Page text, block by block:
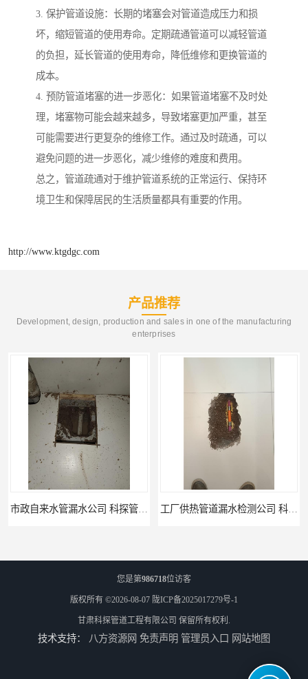
3. 保护管道设施：长期的堵塞会对管道造成压力和损
坏，缩短管道的使用寿命。定期疏通管道可以减轻管道
的负担，延长管道的使用寿命，降低维修和更换管道的
成本。
4. 预防管道堵塞的进一步恶化：如果管道堵塞不及时处
理，堵塞物可能会越来越多，导致堵塞更加严重，甚至
可能需要进行更复杂的维修工作。通过及时疏通，可以
避免问题的进一步恶化，减少维修的难度和费用。
总之，管道疏通对于维护管道系统的正常运行、保持环
境卫生和保障居民的生活质量都具有重要的作用。
http://www.ktgdgc.com
产品推荐
Development, design, production and sales in one of the manufacturing
enterprises
公司仪器测漏电话 科探管道工程
您是第986718位访客
版权所有 ©2026-08-07 陇ICP备2025017279号-1
甘肃科探管道工程有限公司 保留所有权利.
技术支持： 八方资源网 免责声明 管理员入口 网站地图